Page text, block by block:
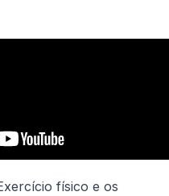
físico e os